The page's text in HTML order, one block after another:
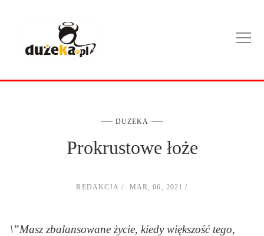
DUZEKA
Prokrustowe łoże
REDAKCJA MAR, 06, 2021
\”Masz zbalansowane życie, kiedy większość tego,